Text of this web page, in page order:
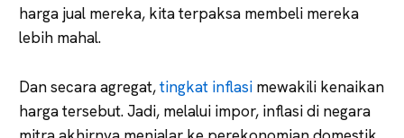
harga jual mereka, kita terpaksa membeli mereka
lebih mahal.
Dan secara agregat,tingkat inflasi mewakili kenaikan
harga tersebut. Jadi, melalui impor, inflasi di negara